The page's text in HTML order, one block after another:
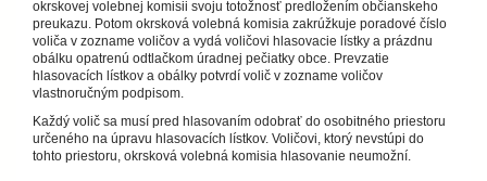
okrskovej volebnej komisii svoju totožnosť predložením občianskeho
preukazu. Potom okrsková volebná komisia zakrúžkuje poradové číslo
voliča v zozname voličov a vydá voličovi hlasovacie lístky a prázdnu
obálku opatrenú odtlačkom úradnej pečiatky obce. Prevzatie
hlasovacích lístkov a obálky potvrdí volič v zozname voličov
vlastnoručným podpisom.
Každý volič sa musí pred hlasovaním odobrať do osobitného priestoru
určeného na úpravu hlasovacích lístkov. Voličovi, ktorý nevstúpi do
tohto priestoru, okrsková volebná komisia hlasovanie neumožní.